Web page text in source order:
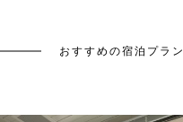
おすすめの宿泊プラン